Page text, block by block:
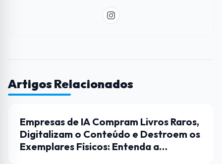
Artigos Relacionados
CULTURA
Empresas de IA Compram Livros Raros,
Digitalizam o Conteúdo e Destroem os
Exemplares Físicos: Entenda a